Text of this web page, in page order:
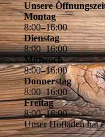
Unsere
Montag
8:00–16:00
Dienstag
8:00–16:00
Mittwoch
8:00–16:00
Donnerstag
8:00–16:00
Freitag
8:00–16:00
Unser Hofladen hat